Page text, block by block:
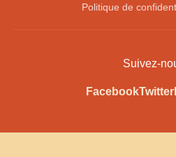
Politique de
Suivez-
FacebookTwitter